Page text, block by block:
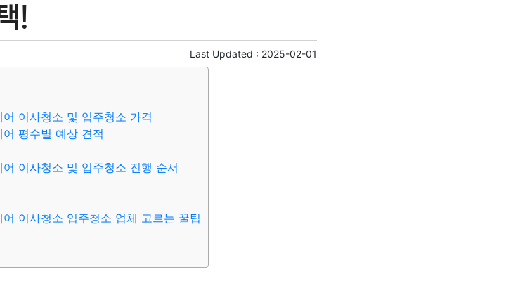
!
Last Updated : 2025-02-01
이사청소 및 입주청소 가격
평수별 예상 견적
이사청소 및 입주청소 진행 순서
이사청소 입주청소 업체 고르는 꿀팁